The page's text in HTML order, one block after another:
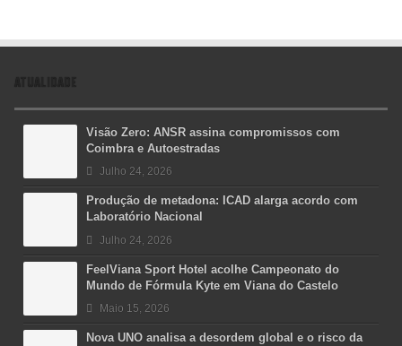
ATUALIDADE
Visão Zero: ANSR assina compromissos com
Coimbra e Autoestradas
Julho 24, 2026
Produção de metadona: ICAD alarga acordo com
Laboratório Nacional
Julho 24, 2026
FeelViana Sport Hotel acolhe Campeonato do
Mundo de Fórmula Kyte em Viana do Castelo
Maio 15, 2026
Nova UNO analisa a desordem global e o risco da